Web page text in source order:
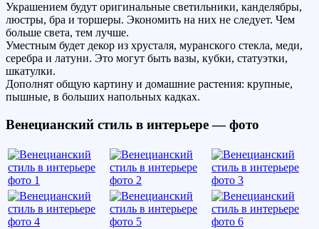
Украшением будут оригинальные светильники, канделябры,
люстры, бра и торшеры. Экономить на них не следует. Чем
больше света, тем лучше.
Уместным будет декор из хрусталя, муранского стекла, меди,
серебра и латуни. Это могут быть вазы, кубки, статуэтки,
шкатулки.
Дополнят общую картину и домашние растения: крупные,
пышные, в больших напольных кадках.
Венецианский стиль в интерьере — фото